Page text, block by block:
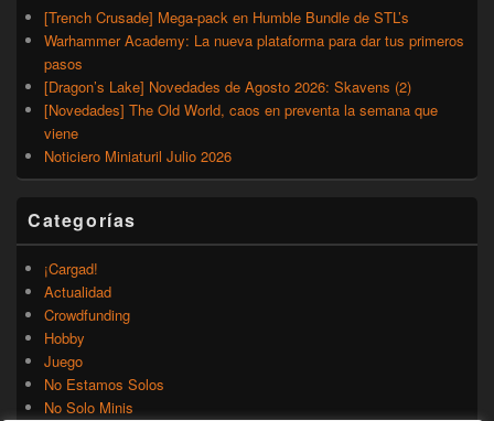
[Trench Crusade] Mega-pack en Humble Bundle de STL’s
Warhammer Academy: La nueva plataforma para dar tus primeros
pasos
[Dragon’s Lake] Novedades de Agosto 2026: Skavens (2)
[Novedades] The Old World, caos en preventa la semana que
viene
Noticiero Miniaturil Julio 2026
Categorías
¡Cargad!
Actualidad
Crowdfunding
Hobby
Juego
No Estamos Solos
No Solo Minis